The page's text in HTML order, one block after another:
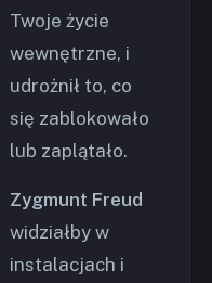
Twoje życie
wewnętrzne, i
udrożnił to, co
się zablokowało
lub zaplątało.
Zygmunt Freud
widziałby w
instalacjach i